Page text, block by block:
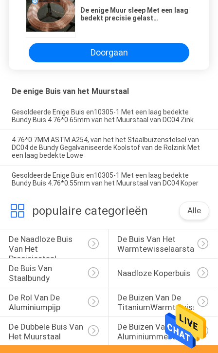
De enige Muur sleep Met een laag
bedekt precisie gelast
staalbuizenstelsel Koper
Doorgaan
De enige Buis van het Muurstaal
Gesoldeerde Enige Buis en10305-1 Met een laag bedekte
Bundy Buis 4.76*0.65mm van het Muurstaal van DC04 Zink
4.76*0.7MM ASTM A254, van het het Staalbuizenstelsel van
DC04 de Bundy Gegalvaniseerde Koolstof van de Rolzink Met
een laag bedekte Lowe
Gesoldeerde Enige Buis en10305-1 Met een laag bedekte
Bundy Buis 4.76*0.55mm van het Muurstaal van DC04 Koper
populaire categorieën Alle
De Naadloze Buis
Van Het
Precisiestaal
De Buis Van Het
Warmtewisselaarstaal
De Buis Van
Staalbundy
Naadloze Koperbuis
De Rol Van De
Aluminiumpijp
De Buizen Van De
TitaniumWarmtewisselaar
De Dubbele Buis Van
Het Muurstaal
De Buizen Van Het
Aluminiummessing